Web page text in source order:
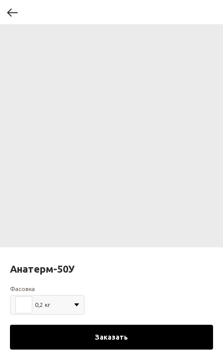
Анатерм-50У
Фасовка
0,2 кг
Заказать